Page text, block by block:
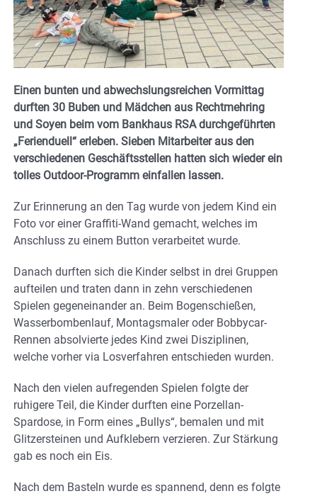
Einen bunten und abwechslungsreichen Vormittag
durften 30 Buben und Mädchen aus Rechtmehring
und Soyen beim vom Bankhaus RSA durchgeführten
„Ferienduell“ erleben. Sieben Mitarbeiter aus den
verschiedenen Geschäftsstellen hatten sich wieder ein
tolles Outdoor-Programm einfallen lassen.
Zur Erinnerung an den Tag wurde von jedem Kind ein
Foto vor einer Graffiti-Wand gemacht, welches im
Anschluss zu einem Button verarbeitet wurde.
Danach durften sich die Kinder selbst in drei Gruppen
aufteilen und traten dann in zehn verschiedenen
Spielen gegeneinander an. Beim Bogenschießen,
Wasserbombenlauf, Montagsmaler oder Bobbycar-
Rennen absolvierte jedes Kind zwei Disziplinen,
welche vorher via Losverfahren entschieden wurden.
Nach den vielen aufregenden Spielen folgte der
ruhigere Teil, die Kinder durften eine Porzellan-
Spardose, in Form eines „Bullys“, bemalen und mit
Glitzersteinen und Aufklebern verzieren. Zur Stärkung
gab es noch ein Eis.
Nach dem Basteln wurde es spannend, denn es folgte